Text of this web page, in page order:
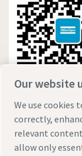
Our website
We use cookies
correctly,
relevant
allow only